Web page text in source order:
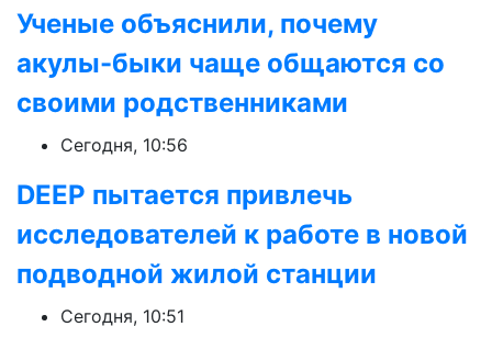
Ученые объяснили, почему
акулы-быки чаще общаются со
своими родственниками
Сегодня, 10:56
DEEP пытается привлечь
исследователей к работе в новой
подводной жилой станции
Сегодня, 10:51